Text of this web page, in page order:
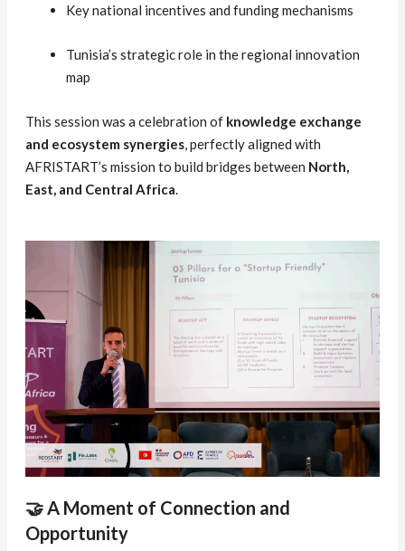
Key national incentives and funding mechanisms
Tunisia’s strategic role in the regional innovation
map
This session was a celebration of knowledge exchange
and ecosystem synergies, perfectly aligned with
AFRISTART’s mission to build bridges between North,
East, and Central Africa.
🤝 A Moment of Connection and
Opportunity